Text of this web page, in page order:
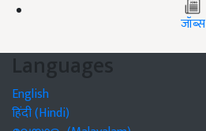
जॉब्स
Languages
English
हिंदी (Hindi)